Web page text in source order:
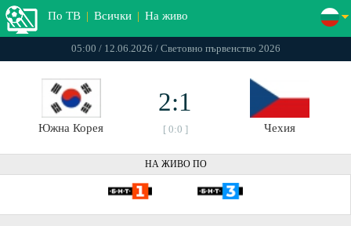
По ТВ | Всички | На живо
05:00 / 12.06.2026 / Световно първенство 2026
Южна Корея
2:1
[ 0:0 ] Чехия
НА ЖИВО ПО